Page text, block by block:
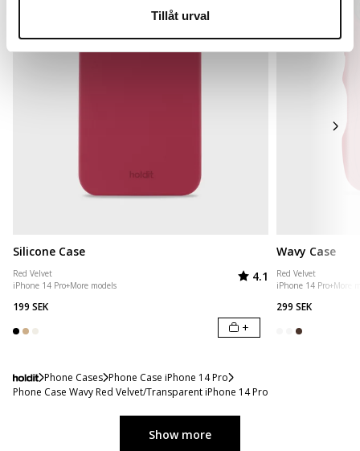
Tillåt urval
Silicone Case
Red Velvet
iPhone 14 Pro+More models
Rating:
4.1 out of 5 stars
199 SEK
+
Wavy Case
Red Velvet
iPhone 14 Pro+More
299 SEK
Phone Cases Phone Case iPhone 14 Pro
Phone Case Wavy Red Velvet/Transparent iPhone 14 Pro
Show more